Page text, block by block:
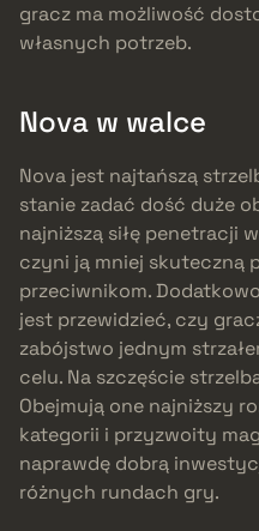
gracz ma możliwość
własnych potrzeb.
Nova w walce
Nova jest najtańszą
stanie zadać dość duże
najniższą siłę penetracji
czyni ją mniej skuteczną
przeciwnikom.
jest przewidzieć, czy
zabójstwo jednym
celu. Na szczęście
Obejmują one najniższy
kategorii i przyzwoity
naprawdę dobrą
różnych rundach gry.